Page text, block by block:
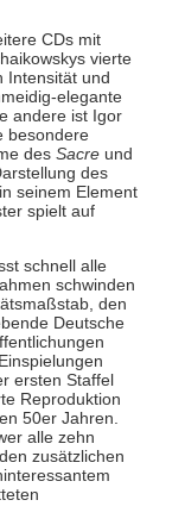
CDs mit
vierte
Intensität und
elegante
andere ist Igor
besondere
des Sacreund
des
seinem Element
spielt auf
schnell alle
schwinden
den
Deutsche
ersten Staffel
Reproduktion
50er Jahren.
alle zehn
zusätzlichen